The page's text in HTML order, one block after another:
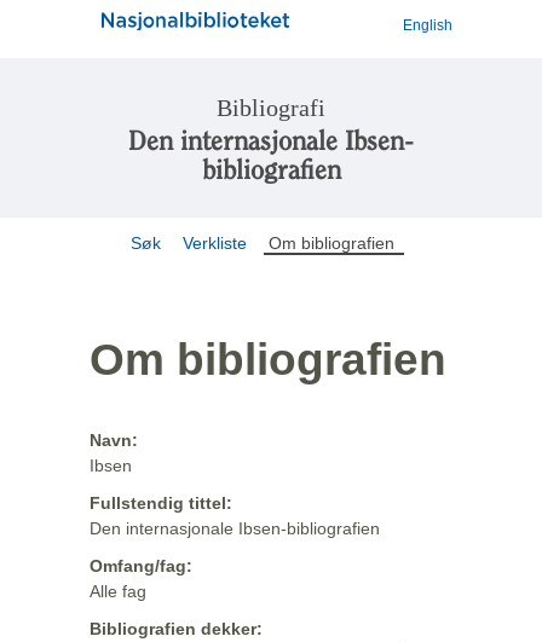
English
Bibliografi
Den internasjonale Ibsen-
bibliografien
Søk Verkliste Om bibliografien
Om bibliografien
Navn:
Ibsen
Fullstendig tittel:
Den internasjonale Ibsen-bibliografien
Omfang/fag:
Alle fag
Bibliografien dekker: